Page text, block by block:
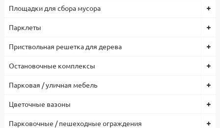
Площадки для сбора мусора
Парклеты
Приствольная решетка для дерева
Остановочные комплексы
Парковая / уличная мебель
Цветочные вазоны
Парковочные / пешеходные ограждения